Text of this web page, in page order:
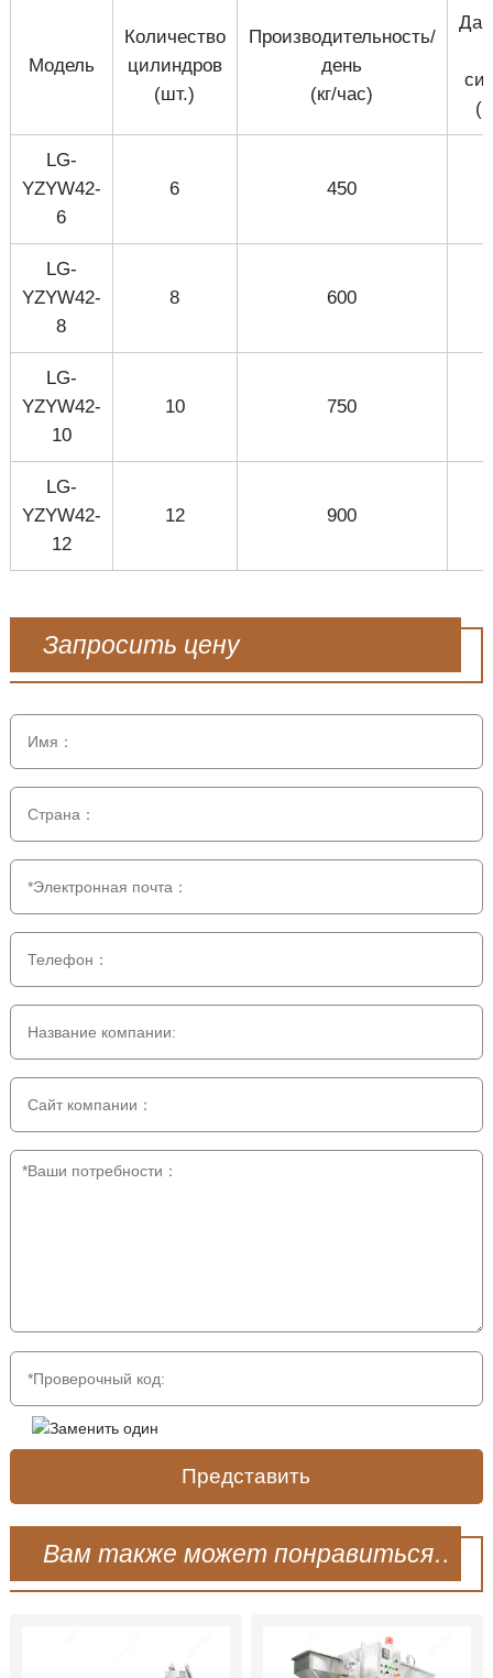
Модель
Количество
цилиндров
(шт.)
Производительность/
день
(кг/час)
LG-
YZYW42-
6
6 450
LG-
YZYW42-
8
8 600
LG-
YZYW42-
10
10 750
LG-
YZYW42-
12
12 900
Запросить цену
Представить
Вам также может понравиться…